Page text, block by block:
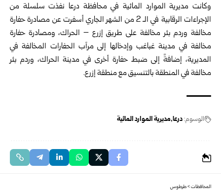
وكانت مديرية الموارد المائية في محافظة درعا نفذت سلسلة من
الإجراءات الرقابية في الـ 2 من الشهر الجاري أسفرت عن مصادرة حفارة
مخالفة وردم بئر مخالفة على طريق إزرع – الحراك، ومصادرة حفارة
مخالفة في مدينة غباغب وإدخالها إلى مرآب الحفارات المخالفة في
المديرية، إضافةً إلى ضبط حفارة أخرى في مدينة الحراك، وردم بئر
مخالفة في المنطقة بالتنسيق مع منطقة إزرع.
الوسوم:درعا مديرية الموارد المائية
المحافظات>طرطوس